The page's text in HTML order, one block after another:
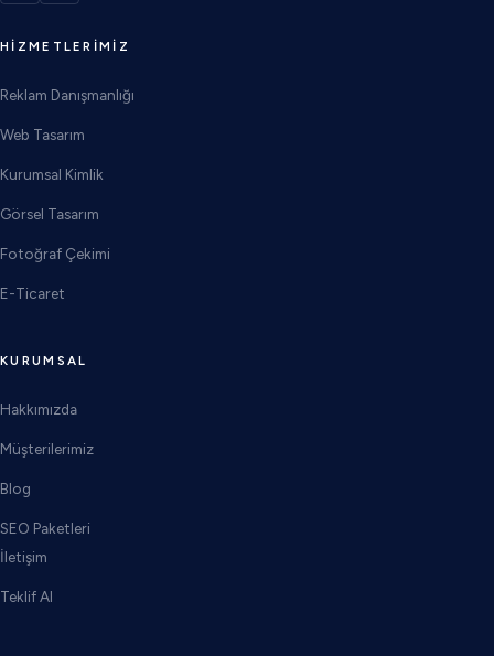
HIZMETLERIMIZ
Reklam Danışmanlığı
Web Tasarım
Kurumsal Kimlik
Görsel Tasarım
Fotoğraf Çekimi
E-Ticaret
KURUMSAL
Hakkımızda
Müşterilerimiz
Blog
SEO Paketleri
İletişim
Teklif Al